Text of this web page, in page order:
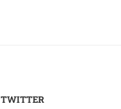
TWITTER